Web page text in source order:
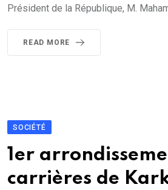
Président de la République, M.
READ MORE
SOCIÉTÉ
1er
carrières de